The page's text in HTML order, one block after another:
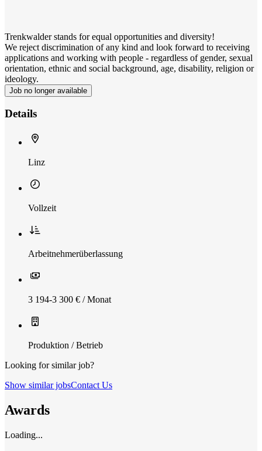
Trenkwalder stands for equal opportunities and diversity!
We reject discrimination of any kind and look forward to receiving
applications and working with people - regardless of gender, sexual
orientation, ethnic and social background, age, disability, religion or
ideology.
Job no longer available
Details
Linz
Vollzeit
Arbeitnehmerüberlassung
3 194-3 300 € / Monat
Produktion / Betrieb
Looking for similar job?
Show similar jobsContact Us
Awards
Loading...